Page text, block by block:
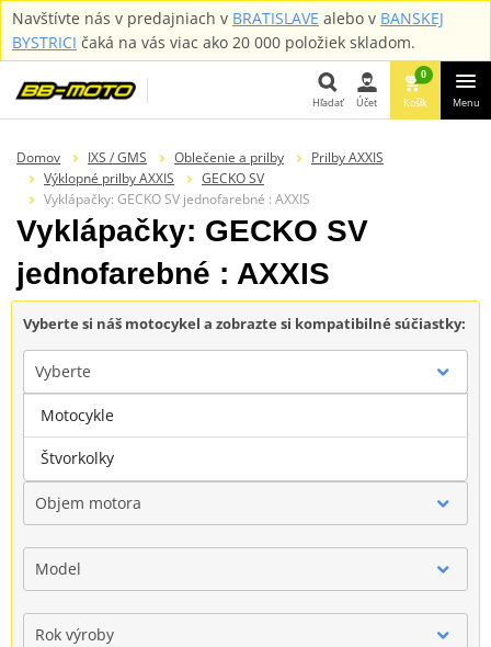
Navštívte nás v predajniach v BRATISLAVE alebo v BANSKEJ
BYSTRICI čaká na vás viac ako 20 000 položiek skladom.
Hľadať Účet
0
Košík Menu
Domov IXS / GMS Oblečenie a prilby
Prilby AXXIS
Výklopné prilby AXXIS
GECKO SV
Vyklápačky: GECKO SV jednofarebné : AXXIS
Vyklápačky: GECKO SV
jednofarebné : AXXIS
Vyberte si náš motocykel a zobrazte si kompatibilné súčiastky:
Vyberte
Značka
Objem motora
Model
Rok výroby
Motocykle
Štvorkolky